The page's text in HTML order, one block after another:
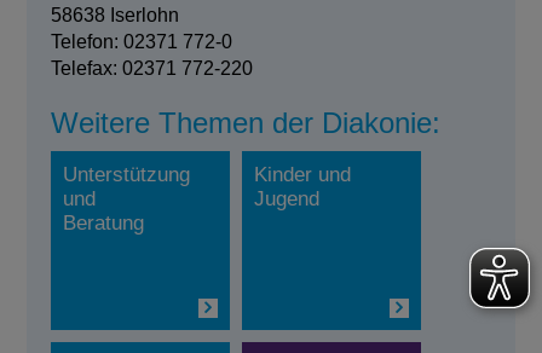
58638 Iserlohn
Telefon: 02371 772-0
Telefax: 02371 772-220
Weitere Themen der Diakonie:
Unterstützung
und
Beratung
Kinder und
Jugend